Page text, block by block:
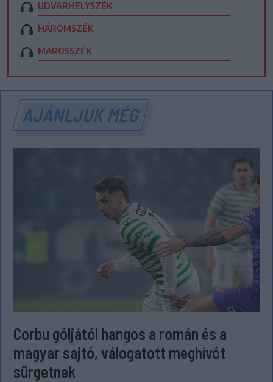
UDVARHELYSZÉK
HÁROMSZÉK
MAROSSZÉK
AJÁNLJUK MÉG
Corbu góljától hangos a román és a
magyar sajtó, válogatott meghívót
sürgetnek